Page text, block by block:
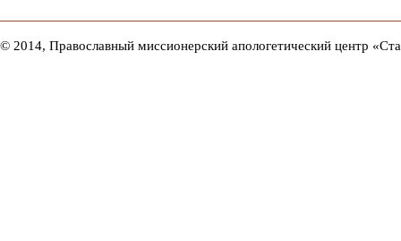
© 2014, Православный миссионерский апологетический центр